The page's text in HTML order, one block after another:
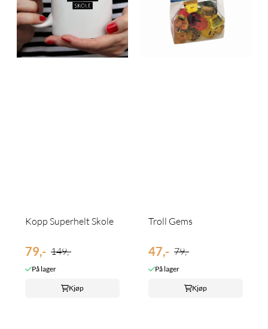
Kopp Superhelt Skole
79,- 149,-
På lager
Kjøp
Troll Gems
47,- 79,-
På lager
Kjøp